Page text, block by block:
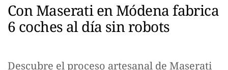
Con Maserati en Módena fabrica
6 coches al día sin robots
Descubre el proceso artesanal de Maserati